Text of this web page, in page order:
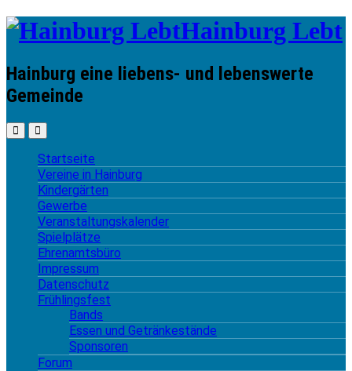
Hainburg Lebt
Hainburg eine liebens- und lebenswerte
Gemeinde
Startseite
Vereine in Hainburg
Kindergärten
Gewerbe
Veranstaltungskalender
Spielplätze
Ehrenamtsbüro
Impressum
Datenschutz
Frühlingsfest
Bands
Essen und Getränkestände
Sponsoren
Forum